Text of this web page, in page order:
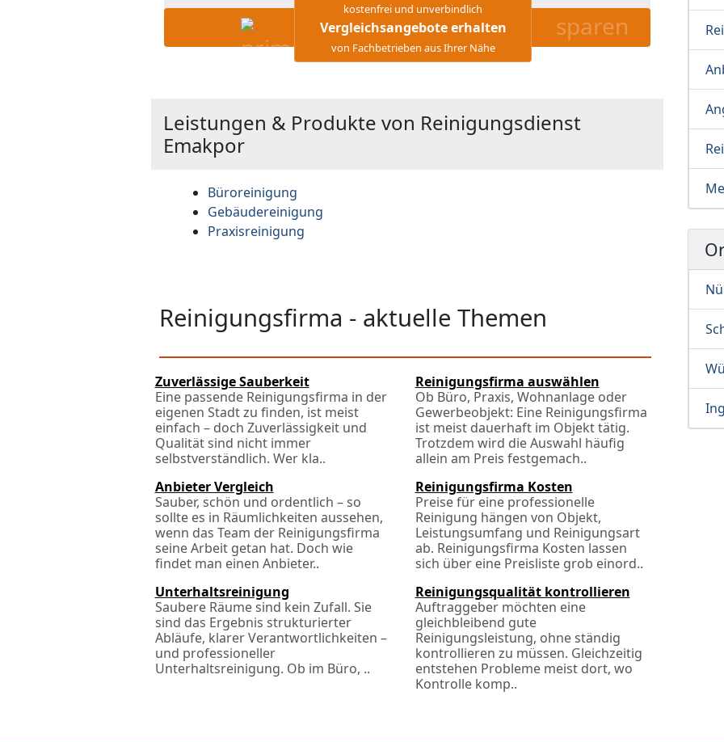
kostenfrei und unverbindlich
Vergleichsangebote erhalten
von Fachbetrieben aus Ihrer Nähe
sparen
Leistungen & Produkte von Reinigungsdienst
Emakpor
Büroreinigung
Gebäudereinigung
Praxisreinigung
Reinigungsfirma - aktuelle Themen
Zuverlässige Sauberkeit
Eine passende Reinigungsfirma in der
eigenen Stadt zu finden, ist meist
einfach – doch Zuverlässigkeit und
Qualität sind nicht immer
selbstverständlich. Wer kla..
Reinigungsfirma auswählen
Ob Büro, Praxis, Wohnanlage oder
Gewerbeobjekt: Eine Reinigungsfirma
ist meist dauerhaft im Objekt tätig.
Trotzdem wird die Auswahl häufig
allein am Preis festgemach..
Anbieter Vergleich
Sauber, schön und ordentlich – so
sollte es in Räumlichkeiten aussehen,
wenn das Team der Reinigungsfirma
seine Arbeit getan hat. Doch wie
findet man einen Anbieter..
Reinigungsfirma Kosten
Preise für eine professionelle
Reinigung hängen von Objekt,
Leistungsumfang und Reinigungsart
ab. Reinigungsfirma Kosten lassen
sich über eine Preisliste grob einord..
Unterhaltsreinigung
Saubere Räume sind kein Zufall. Sie
sind das Ergebnis strukturierter
Abläufe, klarer Verantwortlichkeiten –
und professioneller
Unterhaltsreinigung. Ob im Büro, ..
Reinigungsqualität kontrollieren
Auftraggeber möchten eine
gleichbleibend gute
Reinigungsleistung, ohne ständig
kontrollieren zu müssen. Gleichzeitig
entstehen Probleme meist dort, wo
Kontrolle komp..